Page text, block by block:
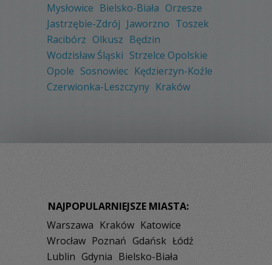
Mysłowice Bielsko-Biała Orzesze
Jastrzębie-Zdrój Jaworzno Toszek
Racibórz Olkusz Będzin
Wodzisław Śląski Strzelce Opolskie
Opole Sosnowiec Kędzierzyn-Koźle
Czerwionka-Leszczyny Kraków
NAJPOPULARNIEJSZE MIASTA:
Warszawa Kraków Katowice
Wrocław Poznań Gdańsk Łódź
Lublin Gdynia Bielsko-Biała